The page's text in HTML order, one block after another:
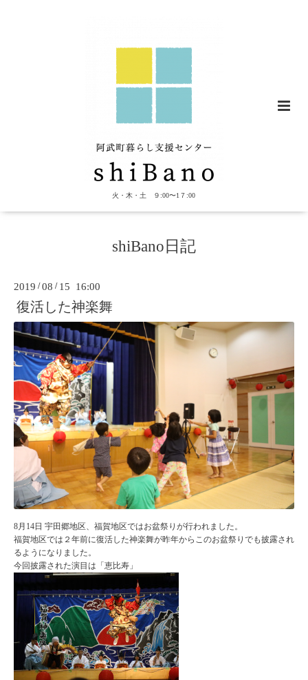
火・木・土 ９:00〜1７:00
shiBano日記
2019 /08 / 15 16:00
復活した神楽舞
8月14日 宇田郷地区、福賀地区ではお盆祭りが行われました。
福賀地区では２年前に復活した神楽舞が昨年からこのお盆祭りでも披露され
るようになりました。
今回披露された演目は「恵比寿」